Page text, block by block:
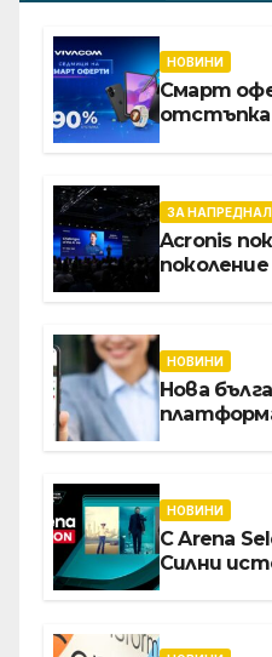
НОВИНИ
Смарт
отстъпка
ЗА
Acronis
НОВИНИ
Нова
НОВИНИ
С Arena
Силни